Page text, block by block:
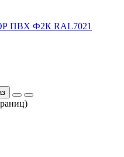
ПВХ Ф2К RAL7021